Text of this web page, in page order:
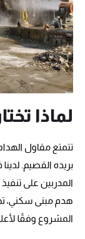
لماذا
تتمتع مقاول
بريده القصيم.
المدربين على
هدم مبنى سكني،
المشروع وفقًا